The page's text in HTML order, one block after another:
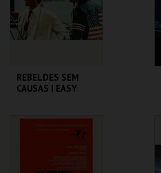
COMPRAR
REBELDES SEM
CAUSAS | EASY
CINEMATECA